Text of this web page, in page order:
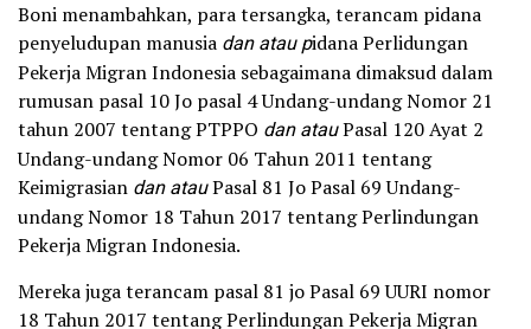
Boni menambahkan, para tersangka, terancam pidana
penyeludupan manusia dan atau pidana Perlidungan
Pekerja Migran Indonesia sebagaimana dimaksud dalam
rumusan pasal 10 Jo pasal 4 Undang-undang Nomor 21
tahun 2007 tentang PTPPO dan atauPasal 120 Ayat 2
Undang-undang Nomor 06 Tahun 2011 tentang
Keimigrasian dan atauPasal 81 Jo Pasal 69 Undang-
undang Nomor 18 Tahun 2017 tentang Perlindungan
Pekerja Migran Indonesia.
Mereka juga terancam pasal 81 jo Pasal 69 UURI nomor
18 Tahun 2017 tentang Perlindungan Pekerja Migran